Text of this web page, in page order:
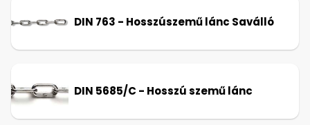
DIN 763 - Hosszúszemű lánc Saválló
DIN 5685/C - Hosszú szemű lánc